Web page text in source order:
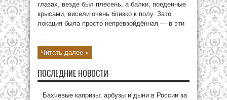
глазах, везде был плесень, а балки, поеденные
крысами, висели очень близко к полу. Зато
локация была просто непревзойдённая — в эти
...
Читать далее »
ПОСЛЕДНИЕ НОВОСТИ
Бахчевые капризы: арбузы и дыни в России за